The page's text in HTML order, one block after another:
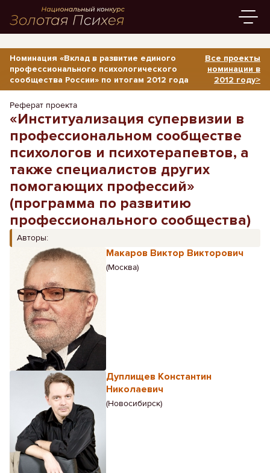
Номинация «Вклад в развитие единого
профессионального психологического
сообщества России» по итогам 2012 года
Все проекты
номинации в
2012 году>
Реферат проекта
«Институализация супервизии в
профессиональном сообществе
психологов и психотерапевтов, а
также специалистов других
помогающих профессий»
(программа по развитию
профессионального сообщества)
Авторы:
Макаров Виктор Викторович
(Москва)
Дуплищев Константин
Николаевич
(Новосибирск)